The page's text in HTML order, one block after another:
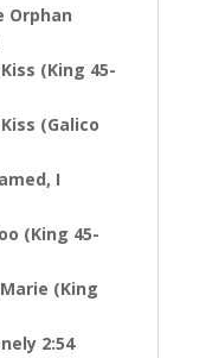
Orphan
(King 45-
(Galico
I
(King 45-
(King
2:54